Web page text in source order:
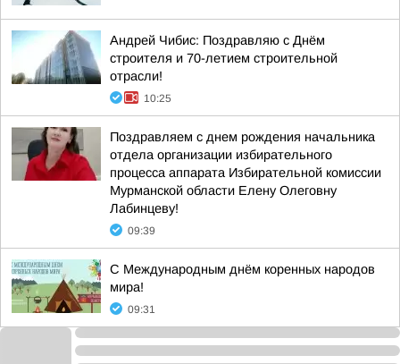
Андрей Чибис: Поздравляю с Днём
строителя и 70-летием строительной
отрасли!
10:25
Поздравляем с днем рождения начальника
отдела организации избирательного
процесса аппарата Избирательной комиссии
Мурманской области Елену Олеговну
Лабинцеву!
09:39
С Международным днём коренных народов
мира!
09:31